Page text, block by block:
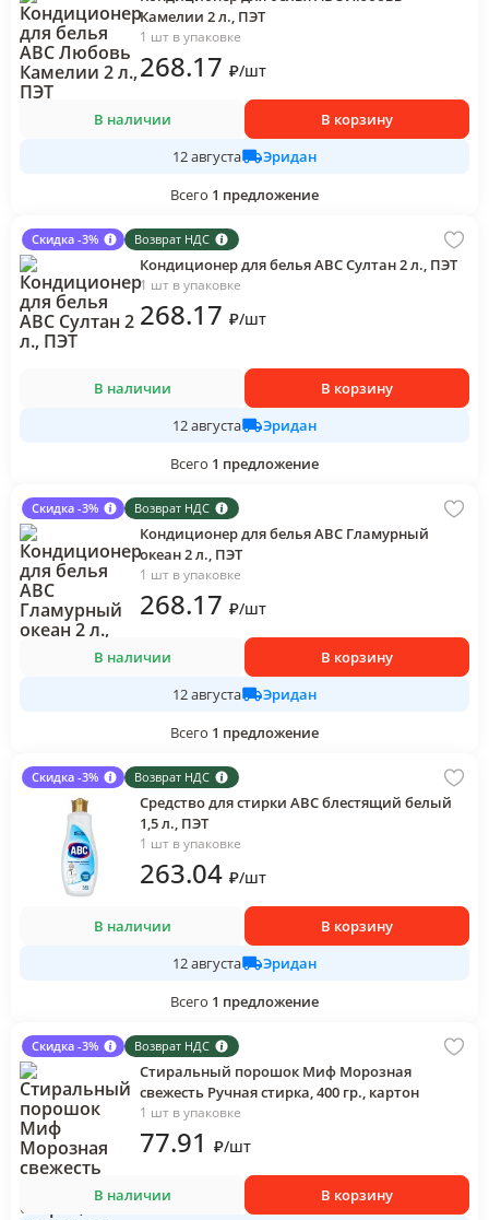
Камелии 2 л., ПЭТ
1 шт в упаковке
268.17 ₽/шт
В наличии
В корзину
12 августа
Эридан
Всего 1 предложение
Скидка -3% Возврат НДС
Кондиционер для белья АВС Султан 2 л., ПЭТ
1 шт в упаковке
268.17 ₽/шт
В наличии
В корзину
12 августа
Эридан
Всего 1 предложение
Скидка -3% Возврат НДС
Кондиционер для белья АВС Гламурный
океан 2 л., ПЭТ
1 шт в упаковке
268.17 ₽/шт
В наличии
В корзину
12 августа
Эридан
Всего 1 предложение
Скидка -3% Возврат НДС
Средство для стирки АВС блестящий белый
1,5 л., ПЭТ
1 шт в упаковке
263.04 ₽/шт
В наличии
В корзину
12 августа
Эридан
Всего 1 предложение
Скидка -3% Возврат НДС
Стиральный порошок Миф Морозная
свежесть Ручная стирка, 400 гр., картон
1 шт в упаковке
77.91 ₽/шт
В наличии
В корзину